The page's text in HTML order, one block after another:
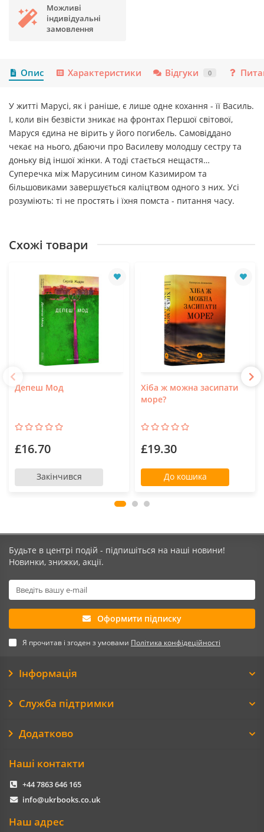
Можливі
індивідуальні
замовлення
Опис Характеристики Відгуки 0
У житті Марусі, як і раніше, є лише одне кохання - її Василь.
І, коли він безвісти зникає на фронтах Першої світової,
Маруся єдина не вірить у його погибель. Самовіддано
чекає на нього, дбаючи про Василеву молодшу сестру та
доньку від іншої жінки. А тоді стається нещастя…
Суперечка між Марусиним сином Казимиром та
більшовиками завершується каліцтвом одного з них. Усі
розуміють: ті не простять і їхня помста - питання часу.
Схожі товари
Депеш Мод
£16.70
Закінчився
Хіба ж можна засипати
море?
£19.30
До кошика
Будьте в центрі подій - підпишіться на наші новини!
Новинки, знижки, акції.
Оформити підписку
Я прочитав і згоден з умовами Політика конфідеційності
Інформація
Служба підтримки
Додатково
Наші контакти
+44 7863 646 165
info@ukrbooks.co.uk
Наш адрес